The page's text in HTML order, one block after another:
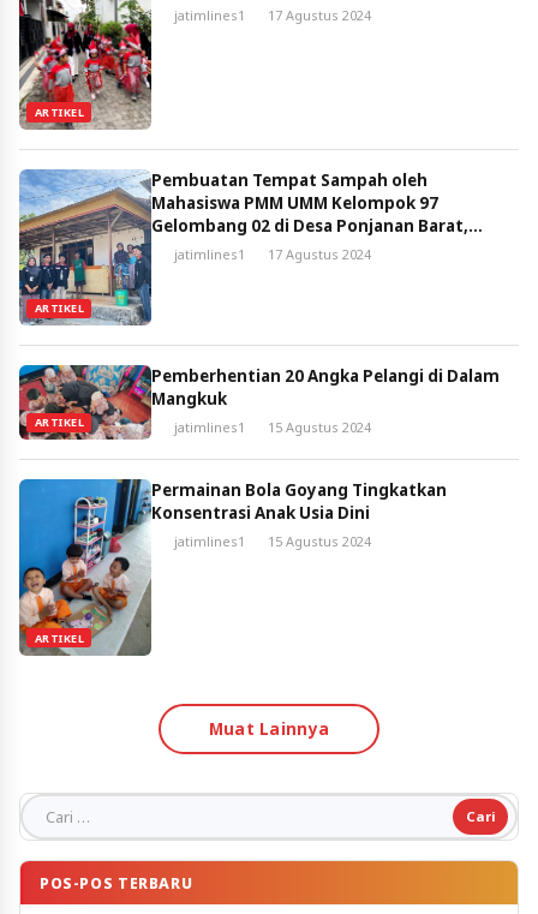
ARTIKEL
jatimlines1 17 Agustus 2024
ARTIKEL
Pembuatan Tempat Sampah oleh
Mahasiswa PMM UMM Kelompok 97
Gelombang 02 di Desa Ponjanan Barat,
Dusun Tengah, Kabupaten Pamekasan,
jatimlines1 17 Agustus 2024
ARTIKEL
Pemberhentian 20 Angka Pelangi di Dalam
Mangkuk
jatimlines1 15 Agustus 2024
ARTIKEL
Permainan Bola Goyang Tingkatkan
Konsentrasi Anak Usia Dini
jatimlines1 15 Agustus 2024
Muat Lainnya
Cari untuk:
POS-POS TERBARU